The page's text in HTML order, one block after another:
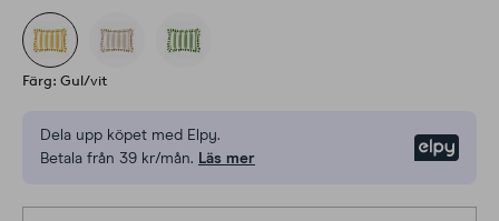
Färg: Gul/vit
Dela upp köpet med Elpy.
Betala från 39 kr/mån. Läs mer